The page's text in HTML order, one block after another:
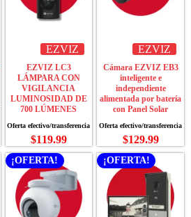
EZVIZ
EZVIZ LC3
LÁMPARA CON
VIGILANCIA
LUMINOSIDAD DE
700 LÚMENES
$119.99
EZVIZ
Cámara EZVIZ EB3
inteligente e
independiente
alimentada por batería
con Panel Solar
$129.99
¡OFERTA! ¡OFERTA!